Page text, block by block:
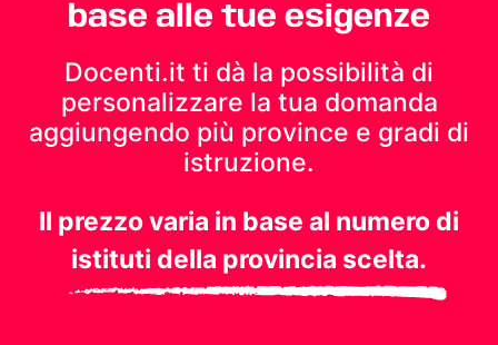
base alle tue esigenze
Docenti.it ti dà la possibilità di
personalizzare la tua domanda
aggiungendo più province e gradi di
istruzione.
Il prezzo varia in base al numero di
istituti della provincia scelta.